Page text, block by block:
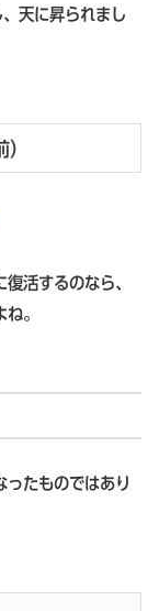
天に昇られまし
活するのなら、
。
ったものではあり